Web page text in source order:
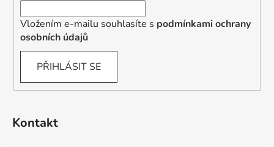
Vložením e-mailu souhlasíte s podmínkami ochrany
osobních údajů
PŘIHLÁSIT SE
Kontakt